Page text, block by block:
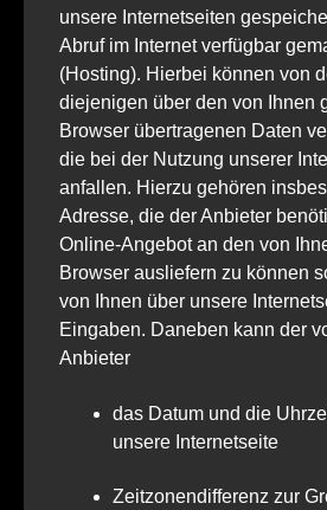
unsere Internetseiten
Abruf im Internet verfügbar
(Hosting). Hierbei können von
diejenigen über den von Ihnen
Browser übertragenen Daten
die bei der Nutzung unserer
anfallen. Hierzu gehören
Adresse, die der Anbieter
Online-Angebot an den von
Browser ausliefern zu können
von Ihnen über unsere
Eingaben. Daneben kann der
Anbieter
das Datum und die
unsere Internetseite
Zeitzonendifferenz zur